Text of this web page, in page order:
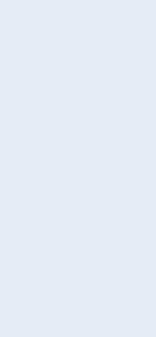
y
a menores de 18
ofrece riesgo de